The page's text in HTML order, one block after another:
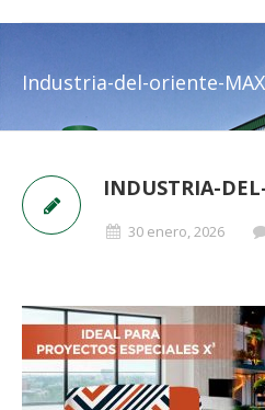
Industria-del-oriente-
INDUSTRIA-
30 enero, 2026